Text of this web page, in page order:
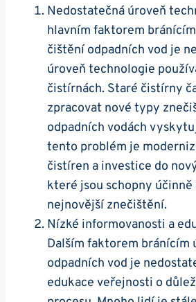
Nedostatečná úroveň
hlavním faktorem
čištění odpadních vod je
úroveň technologie
čistírnách. Staré čistírny
zpracovat nové typy
odpadních vodách
tento problém je
čistíren a investice do
které jsou schopny
nejnovější znečištění.
Nízké informovanosti a
Dalším faktorem bránícím
odpadních vod je
edukace veřejnosti o